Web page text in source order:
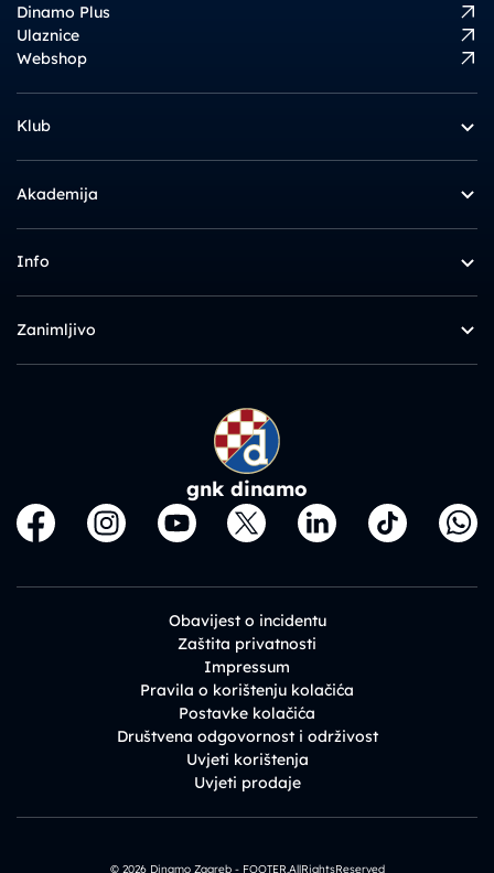
Dinamo Plus
Ulaznice
Webshop
Klub
Akademija
Info
Zanimljivo
gnk dinamo
Obavijest o incidentu
Zaštita privatnosti
Impressum
Pravila o korištenju kolačića
Postavke kolačića
Društvena odgovornost i održivost
Uvjeti korištenja
Uvjeti prodaje
© 2026 Dinamo Zagreb - FOOTER.AllRightsReserved